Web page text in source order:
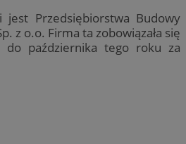
jest Przedsiębiorstwa Budowy
z o.o. Firma ta zobowiązała się
do października tego roku za